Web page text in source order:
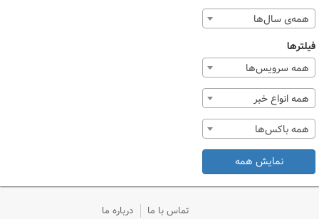
همه‌ی سال‌ها
فیلترها
همه سرویس‌ها
همه انواع خبر
همه باکس‌ها
نمایش همه
تماس با ما درباره ما